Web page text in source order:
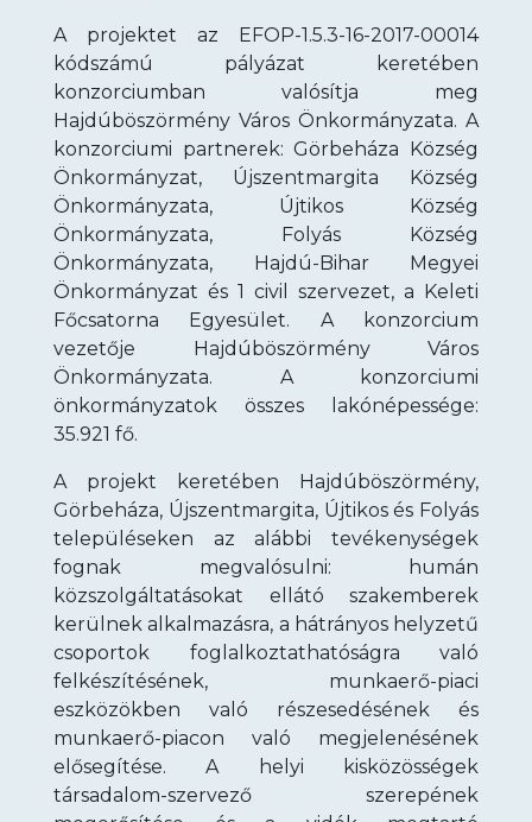
A projektet az EFOP-1.5.3-16-2017-00014
kódszámú pályázat keretében
konzorciumban valósítja meg
Hajdúböszörmény Város Önkormányzata. A
konzorciumi partnerek: Görbeháza Község
Önkormányzat, Újszentmargita Község
Önkormányzata, Újtikos Község
Önkormányzata, Folyás Község
Önkormányzata, Hajdú-Bihar Megyei
Önkormányzat és 1 civil szervezet, a Keleti
Főcsatorna Egyesület. A konzorcium
vezetője Hajdúböszörmény Város
Önkormányzata. A konzorciumi
önkormányzatok összes lakónépessége:
35.921 fő.
A projekt keretében Hajdúböszörmény,
Görbeháza, Újszentmargita, Újtikos és Folyás
településeken az alábbi tevékenységek
fognak megvalósulni: humán
közszolgáltatásokat ellátó szakemberek
kerülnek alkalmazásra, a hátrányos helyzetű
csoportok foglalkoztathatóságra való
felkészítésének, munkaerő-piaci
eszközökben való részesedésének és
munkaerő-piacon való megjelenésének
elősegítése. A helyi kisközösségek
társadalom-szervező szerepének